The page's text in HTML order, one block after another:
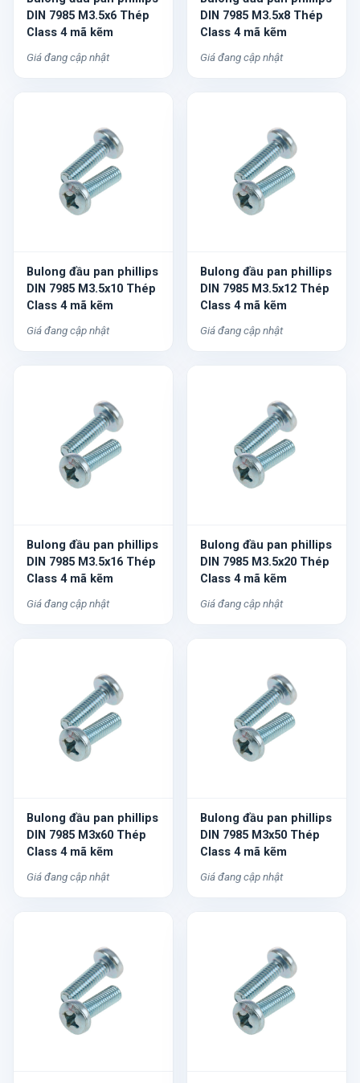
DIN 7985 M3.5x6 Thép
Class 4 mã kẽm
Giá đang cập nhật
DIN 7985 M3.5x8 Thép
Class 4 mã kẽm
Giá đang cập nhật
Bulong đầu pan phillips
DIN 7985 M3.5x10 Thép
Class 4 mã kẽm
Giá đang cập nhật
Bulong đầu pan phillips
DIN 7985 M3.5x12 Thép
Class 4 mã kẽm
Giá đang cập nhật
Bulong đầu pan phillips
DIN 7985 M3.5x16 Thép
Class 4 mã kẽm
Giá đang cập nhật
Bulong đầu pan phillips
DIN 7985 M3.5x20 Thép
Class 4 mã kẽm
Giá đang cập nhật
Bulong đầu pan phillips
DIN 7985 M3x60 Thép
Class 4 mã kẽm
Giá đang cập nhật
Bulong đầu pan phillips
DIN 7985 M3x50 Thép
Class 4 mã kẽm
Giá đang cập nhật